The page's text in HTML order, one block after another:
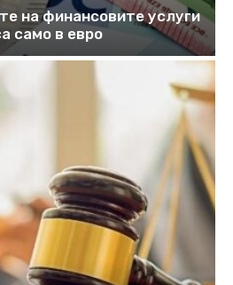
на финансовите услуги
само в евро